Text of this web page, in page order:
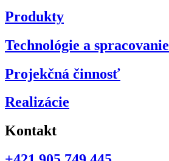
Produkty
Technológie a spracovanie
Projekčná činnosť
Realizácie
Kontakt